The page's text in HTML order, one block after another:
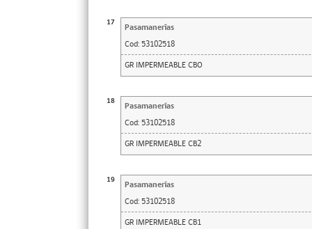
17
Pasamanerías
Cod: 53102518
GR IMPERMEABLE CBO
18
Pasamanerías
Cod: 53102518
GR IMPERMEABLE CB2
19
Pasamanerías
Cod: 53102518
GR IMPERMEABLE CB1